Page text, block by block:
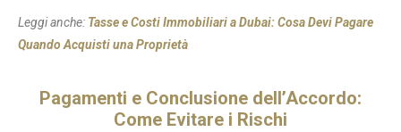
Leggi anche: Tasse e Costi Immobiliari a Dubai: Cosa Devi Pagare
Quando Acquisti una Proprietà
Pagamenti e Conclusione dell’Accordo:
Come Evitare i Rischi